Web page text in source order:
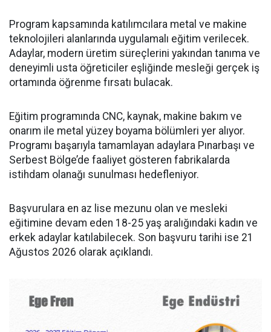
Program kapsamında katılımcılara metal ve makine
teknolojileri alanlarında uygulamalı eğitim verilecek.
Adaylar, modern üretim süreçlerini yakından tanıma ve
deneyimli usta öğreticiler eşliğinde mesleği gerçek iş
ortamında öğrenme fırsatı bulacak.
Eğitim programında CNC, kaynak, makine bakım ve
onarım ile metal yüzey boyama bölümleri yer alıyor.
Programı başarıyla tamamlayan adaylara Pınarbaşı ve
Serbest Bölge’de faaliyet gösteren fabrikalarda
istihdam olanağı sunulması hedefleniyor.
Başvurulara en az lise mezunu olan ve mesleki
eğitimine devam eden 18-25 yaş aralığındaki kadın ve
erkek adaylar katılabilecek. Son başvuru tarihi ise 21
Ağustos 2026 olarak açıklandı.